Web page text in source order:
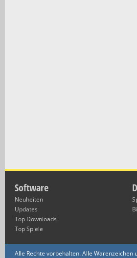
Software
Neuheiten
Updates
Top Downloads
Top Spiele
Alle Rechte vorbehalten. Alle